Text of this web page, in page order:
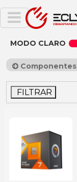
MODO CLARO
Componentes
FILTRAR